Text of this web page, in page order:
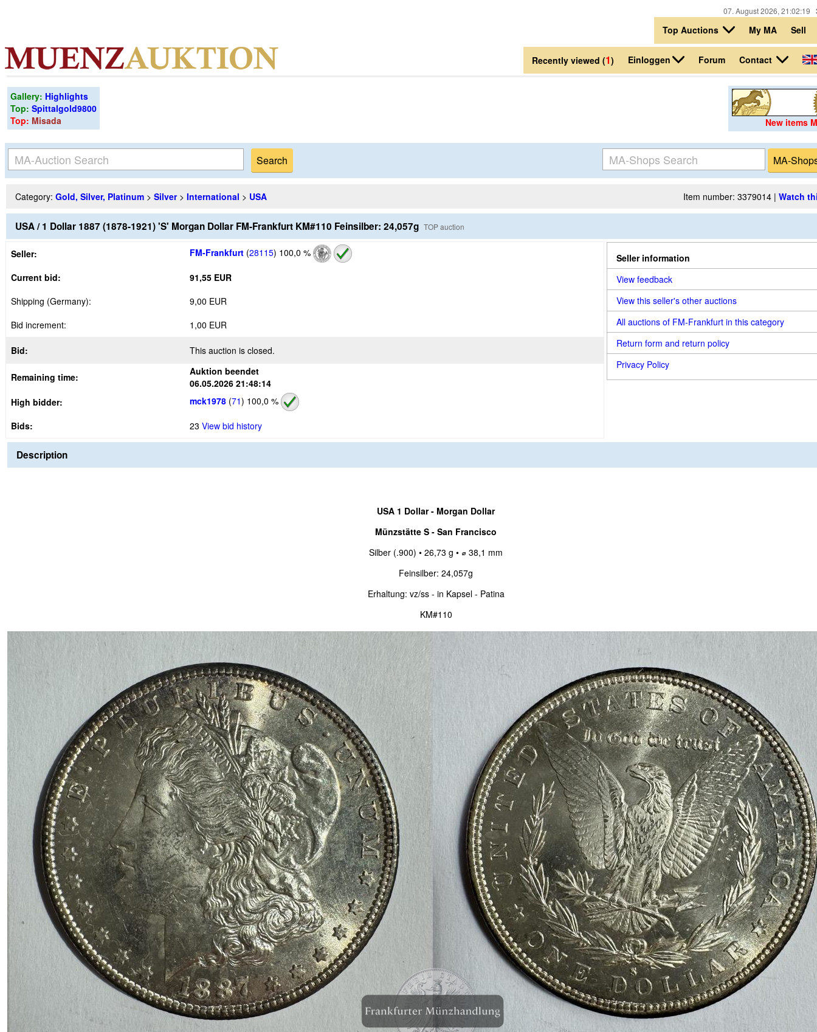
07. August 2026, 21:02:19
Top Auctions My MA Sell
Recently viewed (1) Einloggen Forum Contact
Gallery: Highlights
Top: Spittalgold9800
Top: Misada New items
Category: Gold, Silver, Platinum > Silver> International > USA Item number: 3379014 | Watch
USA / 1 Dollar 1887 (1878-1921) 'S' Morgan Dollar FM-Frankfurt KM#110 Feinsilber: 24,057g TOP auction
Seller: FM-Frankfurt (28115) 100,0 %
Current bid:
91,55 EUR
Shipping (Germany):
9,00 EUR
Bid increment:
1,00 EUR
Bid: This auction is closed.
Remaining time:
Auktion beendet
06.05.2026 21:48:14
High bidder:
mck1978 (71) 100,0 %
Bids: 23 View bid history
Seller information
View feedback
View this seller's other auctions
All auctions of FM-Frankfurt in this category
Return form and return policy
Privacy Policy
Description
USA 1 Dollar - Morgan Dollar
Münzstätte S - San Francisco
Silber (.900) • 26,73 g • ⌀ 38,1 mm
Feinsilber: 24,057g
Erhaltung: vz/ss - in Kapsel - Patina
KM#110